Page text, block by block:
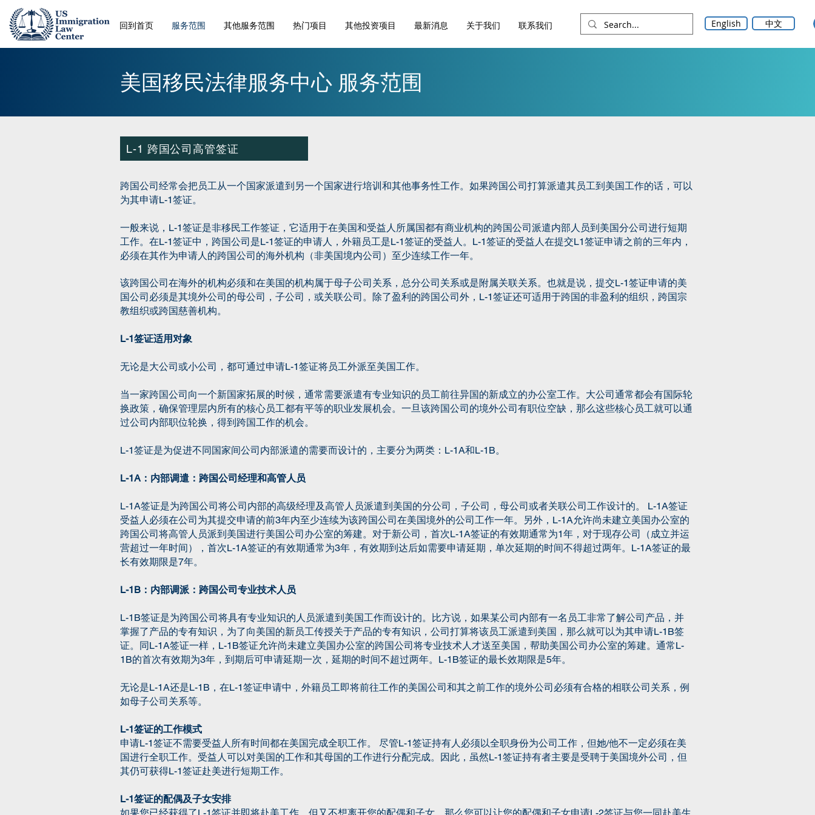
回到首页 服务范围 其他服务范围 热门项目 其他投资项目 最新消息 关于我们 联系我们 English 中文
美国移民法律服务中心 服务范围
L-1 跨国公司高管签证
跨国公司经常会把员工从一个国家派遣到另一个国家进行培训和其他事务性工作。如果跨国公司打算派遣其员工到美国工作的话，可以
为其申请L-1签证。
一般来说，L-1签证是非移民工作签证，它适用于在美国和受益人所属国都有商业机构的跨国公司派遣内部人员到美国分公司进行短期
工作。在L-1签证中，跨国公司是L-1签证的申请人，外籍员工是L-1签证的受益人。L-1签证的受益人在提交L1签证申请之前的三年内，
必须在其作为申请人的跨国公司的海外机构（非美国境内公司）至少连续工作一年。
该跨国公司在海外的机构必须和在美国的机构属于母子公司关系，总分公司关系或是附属关联关系。也就是说，提交L-1签证申请的美
国公司必须是其境外公司的母公司，子公司，或关联公司。除了盈利的跨国公司外，L-1签证还可适用于跨国的非盈利的组织，跨国宗
教组织或跨国慈善机构。
L-1签证适用对象
无论是大公司或小公司，都可通过申请L-1签证将员工外派至美国工作。
当一家跨国公司向一个新国家拓展的时候，通常需要派遣有专业知识的员工前往异国的新成立的办公室工作。大公司通常都会有国际轮
换政策，确保管理层内所有的核心员工都有平等的职业发展机会。一旦该跨国公司的境外公司有职位空缺，那么这些核心员工就可以通
过公司内部职位轮换，得到跨国工作的机会。
L-1签证是为促进不同国家间公司内部派遣的需要而设计的，主要分为两类：L-1A和L-1B。
L-1A：内部调遣：跨国公司经理和高管人员
L-1A签证是为跨国公司将公司内部的高级经理及高管人员派遣到美国的分公司，子公司，母公司或者关联公司工作设计的。 L-1A签证
受益人必须在公司为其提交申请的前3年内至少连续为该跨国公司在美国境外的公司工作一年。另外，L-1A允许尚未建立美国办公室的
跨国公司将高管人员派到美国进行美国公司办公室的筹建。对于新公司，首次L-1A签证的有效期通常为1年，对于现存公司（成立并运
营超过一年时间），首次L-1A签证的有效期通常为3年，有效期到达后如需要申请延期，单次延期的时间不得超过两年。L-1A签证的最
长有效期限是7年。
L-1B：内部调派：跨国公司专业技术人员
L-1B签证是为跨国公司将具有专业知识的人员派遣到美国工作而设计的。比方说，如果某公司内部有一名员工非常了解公司产品，并
掌握了产品的专有知识，为了向美国的新员工传授关于产品的专有知识，公司打算将该员工派遣到美国，那么就可以为其申请L-1B签
证。同L-1A签证一样，L-1B签证允许尚未建立美国办公室的跨国公司将专业技术人才送至美国，帮助美国公司办公室的筹建。通常L-
1B的首次有效期为3年，到期后可申请延期一次，延期的时间不超过两年。L-1B签证的最长效期限是5年。
无论是L-1A还是L-1B，在L-1签证申请中，外籍员工即将前往工作的美国公司和其之前工作的境外公司必须有合格的相联公司关系，例
如母子公司关系等。
L-1签证的工作模式
申请L-1签证不需要受益人所有时间都在美国完成全职工作。 尽管L-1签证持有人必须以全职身份为公司工作，但她/他不一定必须在美
国进行全职工作。受益人可以对美国的工作和其母国的工作进行分配完成。因此，虽然L-1签证持有者主要是受聘于美国境外公司，但
其仍可获得L-1签证赴美进行短期工作。
L-1签证的配偶及子女安排